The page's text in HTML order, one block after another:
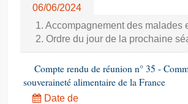
06/06/2024
1. Accompagnement des malades
2. Ordre du jour de la prochaine
Compte rendu de réunion n° 35 -
souveraineté alimentaire de la France
Date de